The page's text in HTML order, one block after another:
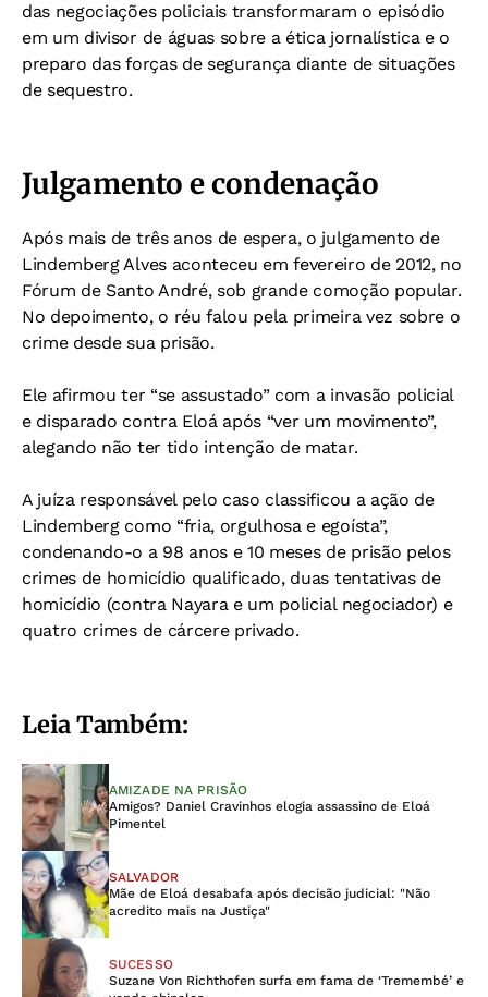
das negociações policiais transformaram o episódio
em um divisor de águas sobre a ética jornalística e o
preparo das forças de segurança diante de situações
de sequestro.
Julgamento e condenação
Após mais de três anos de espera, o julgamento de
Lindemberg Alves aconteceu em fevereiro de 2012, no
Fórum de Santo André, sob grande comoção popular.
No depoimento, o réu falou pela primeira vez sobre o
crime desde sua prisão.
Ele afirmou ter “se assustado” com a invasão policial
e disparado contra Eloá após “ver um movimento”,
alegando não ter tido intenção de matar.
A juíza responsável pelo caso classificou a ação de
Lindemberg como “fria, orgulhosa e egoísta”,
condenando-o a 98 anos e 10 meses de prisão pelos
crimes de homicídio qualificado, duas tentativas de
homicídio (contra Nayara e um policial negociador) e
quatro crimes de cárcere privado.
Leia Também:
AMIZADE NA PRISÃO
Amigos? Daniel Cravinhos elogia assassino de Eloá
Pimentel
SALVADOR
Mãe de Eloá desabafa após decisão judicial: "Não
acredito mais na Justiça"
SUCESSO
Suzane Von Richthofen surfa em fama de ‘Tremembé’ e